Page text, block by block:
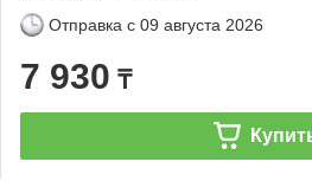
Отправка с 09 августа 2026
7 930 ₸